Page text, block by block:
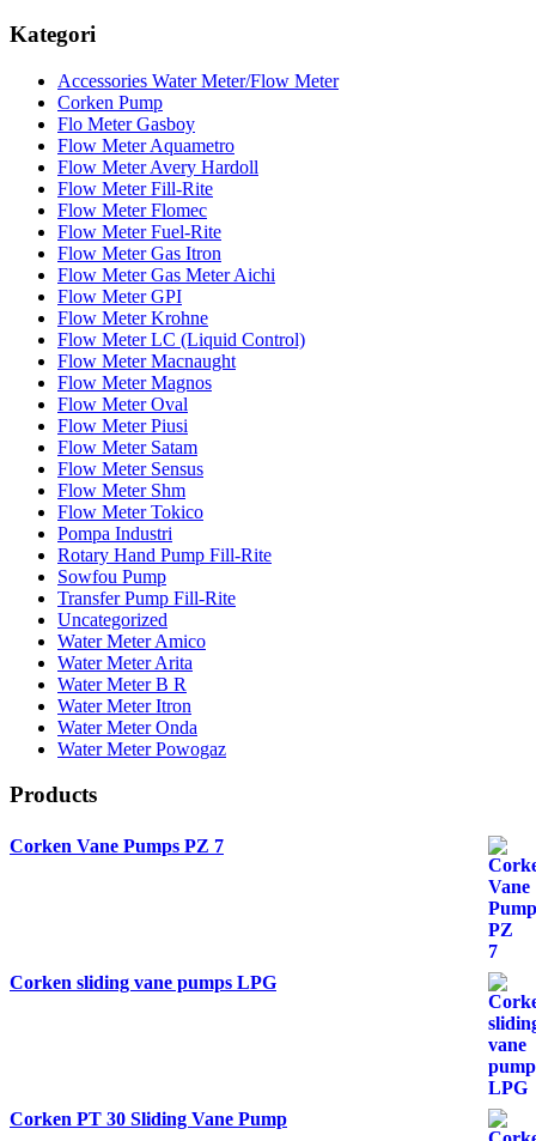
Kategori
Accessories Water Meter/Flow Meter
Corken Pump
Flo Meter Gasboy
Flow Meter Aquametro
Flow Meter Avery Hardoll
Flow Meter Fill-Rite
Flow Meter Flomec
Flow Meter Fuel-Rite
Flow Meter Gas Itron
Flow Meter Gas Meter Aichi
Flow Meter GPI
Flow Meter Krohne
Flow Meter LC (Liquid Control)
Flow Meter Macnaught
Flow Meter Magnos
Flow Meter Oval
Flow Meter Piusi
Flow Meter Satam
Flow Meter Sensus
Flow Meter Shm
Flow Meter Tokico
Pompa Industri
Rotary Hand Pump Fill-Rite
Sowfou Pump
Transfer Pump Fill-Rite
Uncategorized
Water Meter Amico
Water Meter Arita
Water Meter B R
Water Meter Itron
Water Meter Onda
Water Meter Powogaz
Products
Corken Vane Pumps PZ 7
Corken sliding vane pumps LPG
Corken PT 30 Sliding Vane Pump